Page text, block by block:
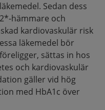
Sedan dess
hämmare och
kardiovaskulär risk
läkemedel bör
sättas in hos
och kardiovaskulär
gäller vid hög
med HbA1c över